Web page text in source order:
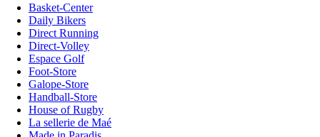
Basket-Center
Daily Bikers
Direct Running
Direct-Volley
Espace Golf
Foot-Store
Galope-Store
Handball-Store
House of Rugby
La sellerie de Maé